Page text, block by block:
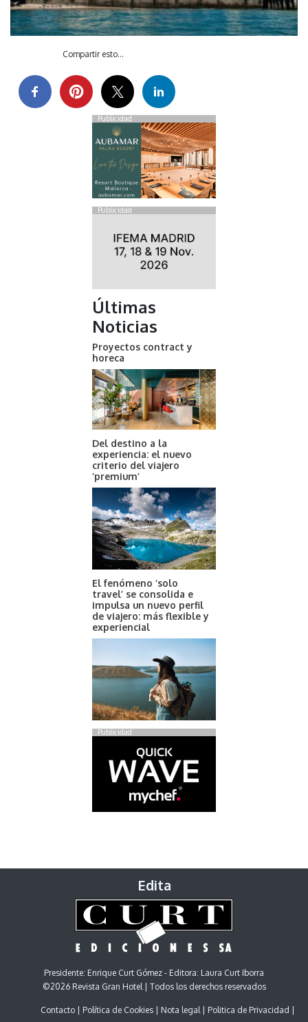
Compartir esto...
Publicidad
Publicidad
Últimas
Noticias
Proyectos contract y
horeca
Del destino a la
experiencia: el nuevo
criterio del viajero
‘premium’
El fenómeno ‘solo
travel’ se consolida e
impulsa un nuevo perfil
de viajero: más flexible y
experiencial
Publicidad
Edita
Presidente: Enrique Curt Gómez - Editora: Laura Curt Iborra
©2026 Revista Gran Hotel | Todos los derechos reservados
Contacto Política de Cookies Nota legal Politica de Privacidad